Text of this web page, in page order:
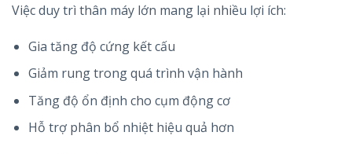
Việc duy trì thân máy lớn mang lại nhiều lợi ích:
Gia tăng độ cứng kết cấu
Giảm rung trong quá trình vận hành
Tăng độ ổn định cho cụm động cơ
Hỗ trợ phân bổ nhiệt hiệu quả hơn